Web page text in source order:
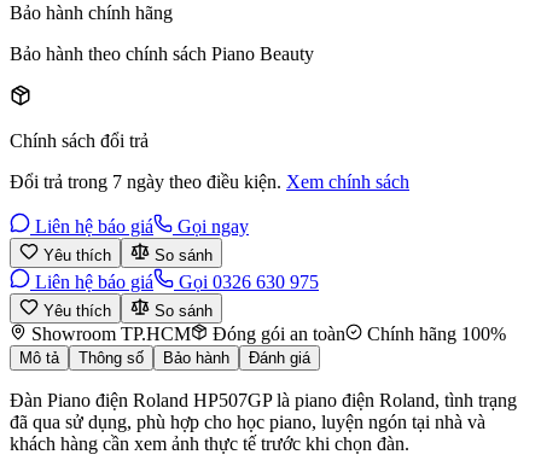
Bảo hành chính hãng
Bảo hành theo chính sách Piano Beauty
Chính sách đổi trả
Đổi trả trong 7 ngày theo điều kiện. Xem chính sách
Liên hệ báo giá Gọi ngay
Yêu thích So sánh
Liên hệ báo giá Gọi 0326 630 975
Yêu thích So sánh
Showroom TP.HCM Đóng gói an toàn Chính hãng 100%
Mô tả Thông số Bảo hành Đánh giá
Đàn Piano điện Roland HP507GP là piano điện Roland, tình trạng
đã qua sử dụng, phù hợp cho học piano, luyện ngón tại nhà và
khách hàng cần xem ảnh thực tế trước khi chọn đàn.